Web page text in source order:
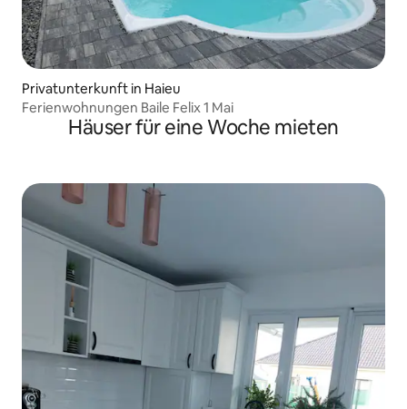
Privatunterkunft in Haieu
Ferienwohnungen Baile Felix 1 Mai
Häuser für eine Woche mieten